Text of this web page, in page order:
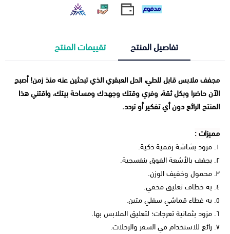
تفاصيل المنتج تقييمات المنتج
مجفف ملابس قابل للطي، الحل العبقري الذي تبحثين عنه منذ زمن! أصبح
الآن حاضرا وبكل ثقة، وفري وقتك وجهدك ومساحة بيتك، واقتني هذا
المنتج الرائع دون أي تفكير أو تردد.
مميزات :
١. مزود بشاشة رقمية ذكية.
٢. يجفف بالأشعة الفوق بنفسجية.
٣. محمول وخفيف الوزن.
٤. به خطاف تعليق مخفي.
٥. به غطاء قماشي سفلي متين.
٦. مزود بثمانية تعرجات؛ لتعليق الملابس بها.
٧. رائع للاستخدام في السفر والرحلات.